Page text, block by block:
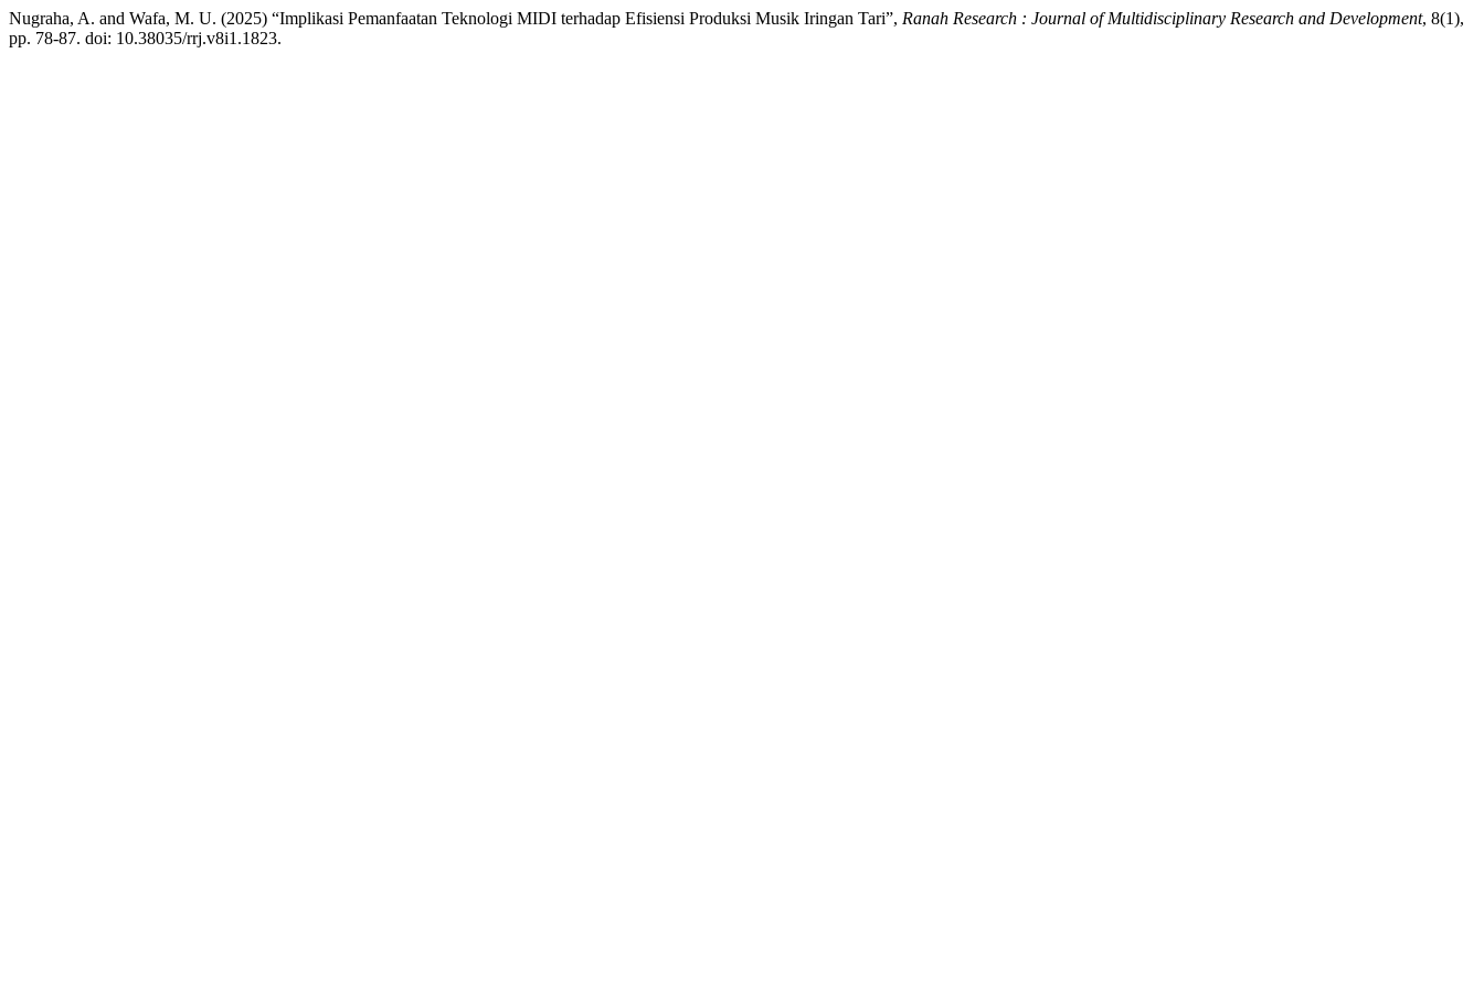
Nugraha, A. and Wafa, M. U. (2025) “Implikasi Pemanfaatan Teknologi MIDI terhadap Efisiensi Produksi Musik Iringan Tari”, Ranah Research : Journal of Multidisciplinary Research and Development, 8(1),
pp. 78-87. doi: 10.38035/rrj.v8i1.1823.